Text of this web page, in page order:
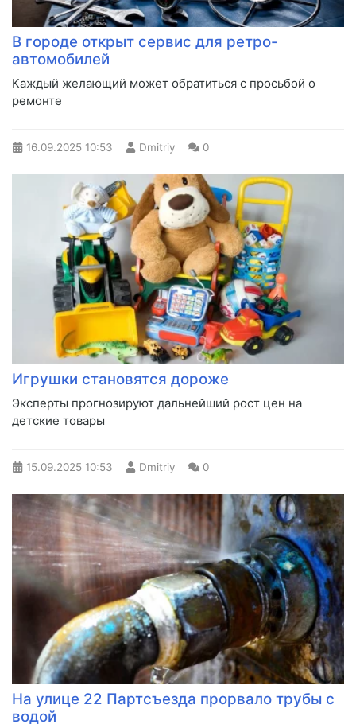
В городе открыт сервис для ретро-
автомобилей
Каждый желающий может обратиться с просьбой о
ремонте
16.09.2025 10:53 Dmitriy 0
Игрушки становятся дороже
Эксперты прогнозируют дальнейший рост цен на
детские товары
15.09.2025 10:53 Dmitriy 0
На улице 22 Партсъезда прорвало трубы с
водой